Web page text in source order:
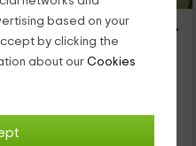
based on your
by clicking the
about our Cookies
Costa Daurada Apartments- 171 Internacional Luxe
1 bathrooms
dentro de la provincia de